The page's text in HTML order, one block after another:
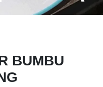
BUMBU